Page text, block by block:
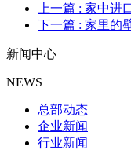
上一篇 : 家中进
下一篇 : 家里的
新闻中心
NEWS
总部动态
企业新闻
行业新闻